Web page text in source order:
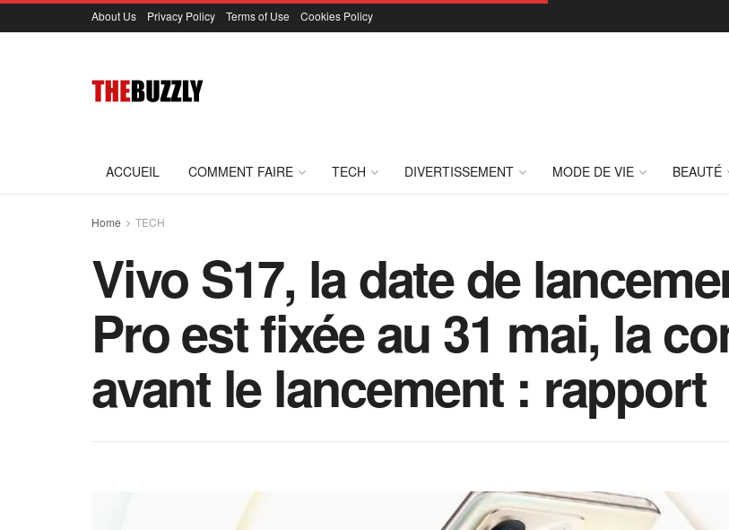
About Us Privacy Policy Terms of Use Cookies Policy
ACCUEIL COMMENT FAIRE TECH DIVERTISSEMENT MODE DE VIE BEAUTÉ
Home TECH
Vivo S17, la date de
Pro est fixée au 31 mai, la
avant le lancement : rapport